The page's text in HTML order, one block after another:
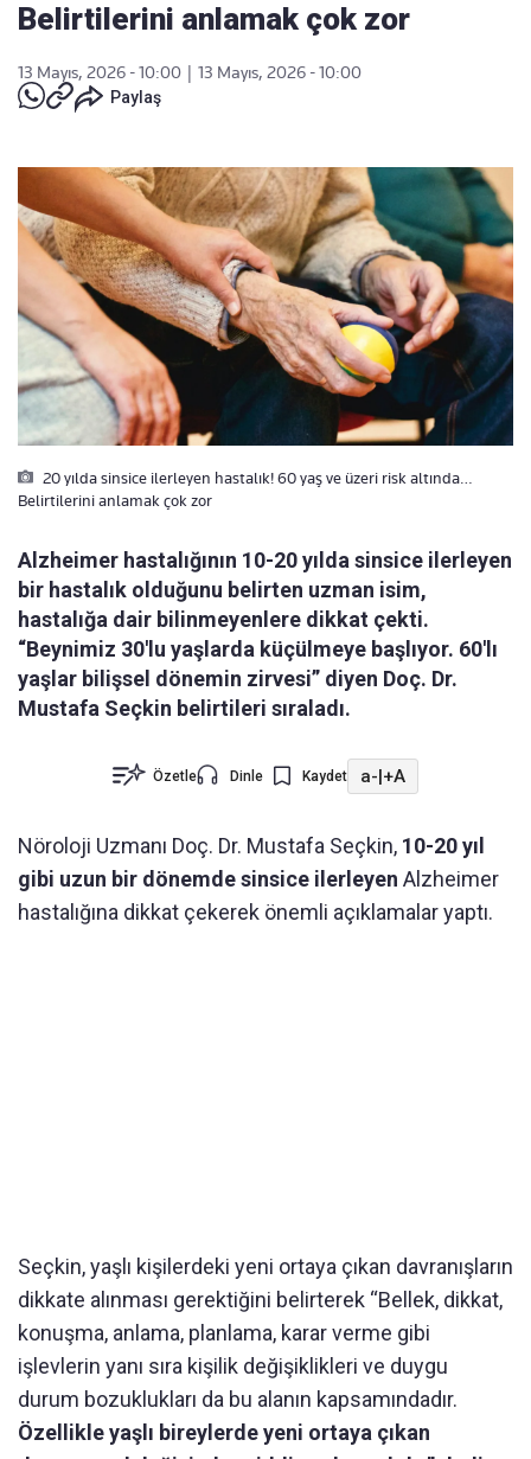
Belirtilerini anlamak çok zor
13 Mayıs, 2026 - 10:00
13 Mayıs, 2026 - 10:00
Paylaş
20 yılda sinsice ilerleyen hastalık! 60 yaş ve üzeri risk altında…
Belirtilerini anlamak çok zor
Alzheimer hastalığının 10-20 yılda sinsice ilerleyen
bir hastalık olduğunu belirten uzman isim,
hastalığa dair bilinmeyenlere dikkat çekti.
“Beynimiz 30'lu yaşlarda küçülmeye başlıyor. 60'lı
yaşlar bilişsel dönemin zirvesi” diyen Doç. Dr.
Mustafa Seçkin belirtileri sıraladı.
Özetle Dinle Kaydet a-|+A
Nöroloji Uzmanı Doç. Dr. Mustafa Seçkin, 10-20 yıl
gibi uzun bir dönemde sinsice ilerleyen Alzheimer
hastalığına dikkat çekerek önemli açıklamalar yaptı.
Seçkin, yaşlı kişilerdeki yeni ortaya çıkan davranışların
dikkate alınması gerektiğini belirterek “Bellek, dikkat,
konuşma, anlama, planlama, karar verme gibi
işlevlerin yanı sıra kişilik değişiklikleri ve duygu
durum bozuklukları da bu alanın kapsamındadır.
Özellikle yaşlı bireylerde yeni ortaya çıkan